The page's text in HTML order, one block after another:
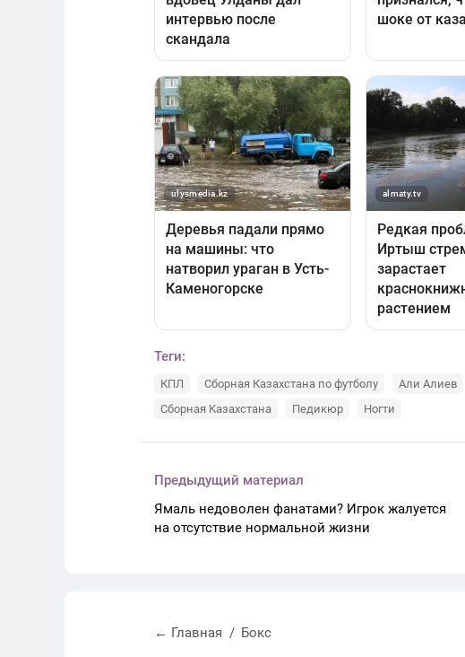
Теги:
КПЛ Сборная Казахстана по футболу Али Алиев
Сборная Казахстана
Педикюр Ногти
Предыдущий материал
Ямаль недоволен фанатами? Игрок жалуется
на отсутствие нормальной жизни
← Главная Бокс